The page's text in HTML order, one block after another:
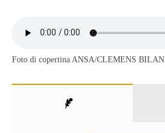
Foto di copertina ANSA/CLEMENS BILAN